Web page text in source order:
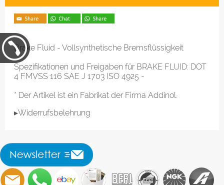
Brake Fluid - Vollsynthetische Bremsflüssigkeit
Spezifikationen und Freigaben für BRAKE FLUID: DOT
4 FMVSS 116 SAE J 1703 ISO 4925 -
* Der Artikel ist ein Fabrikat der Firma Addinol.
▸Widerrufsbelehrung